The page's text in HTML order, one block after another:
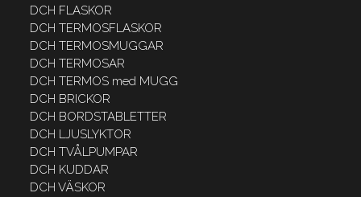
DCH FLASKOR
DCH TERMOSFLASKOR
DCH TERMOSMUGGAR
DCH TERMOSAR
DCH TERMOS med MUGG
DCH BRICKOR
DCH BORDSTABLETTER
DCH LJUSLYKTOR
DCH TVÅLPUMPAR
DCH KUDDAR
DCH VÄSKOR